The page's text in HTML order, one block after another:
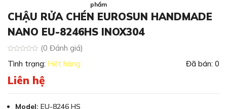
phẩm
CHẬU RỬA CHÉN EUROSUN HANDMADE
NANO EU-8246HS INOX304
(0 Đánh giá)
Tình trạng: Hết hàng Đã bán: 0
Liên hệ
Model: EU-8246 HS